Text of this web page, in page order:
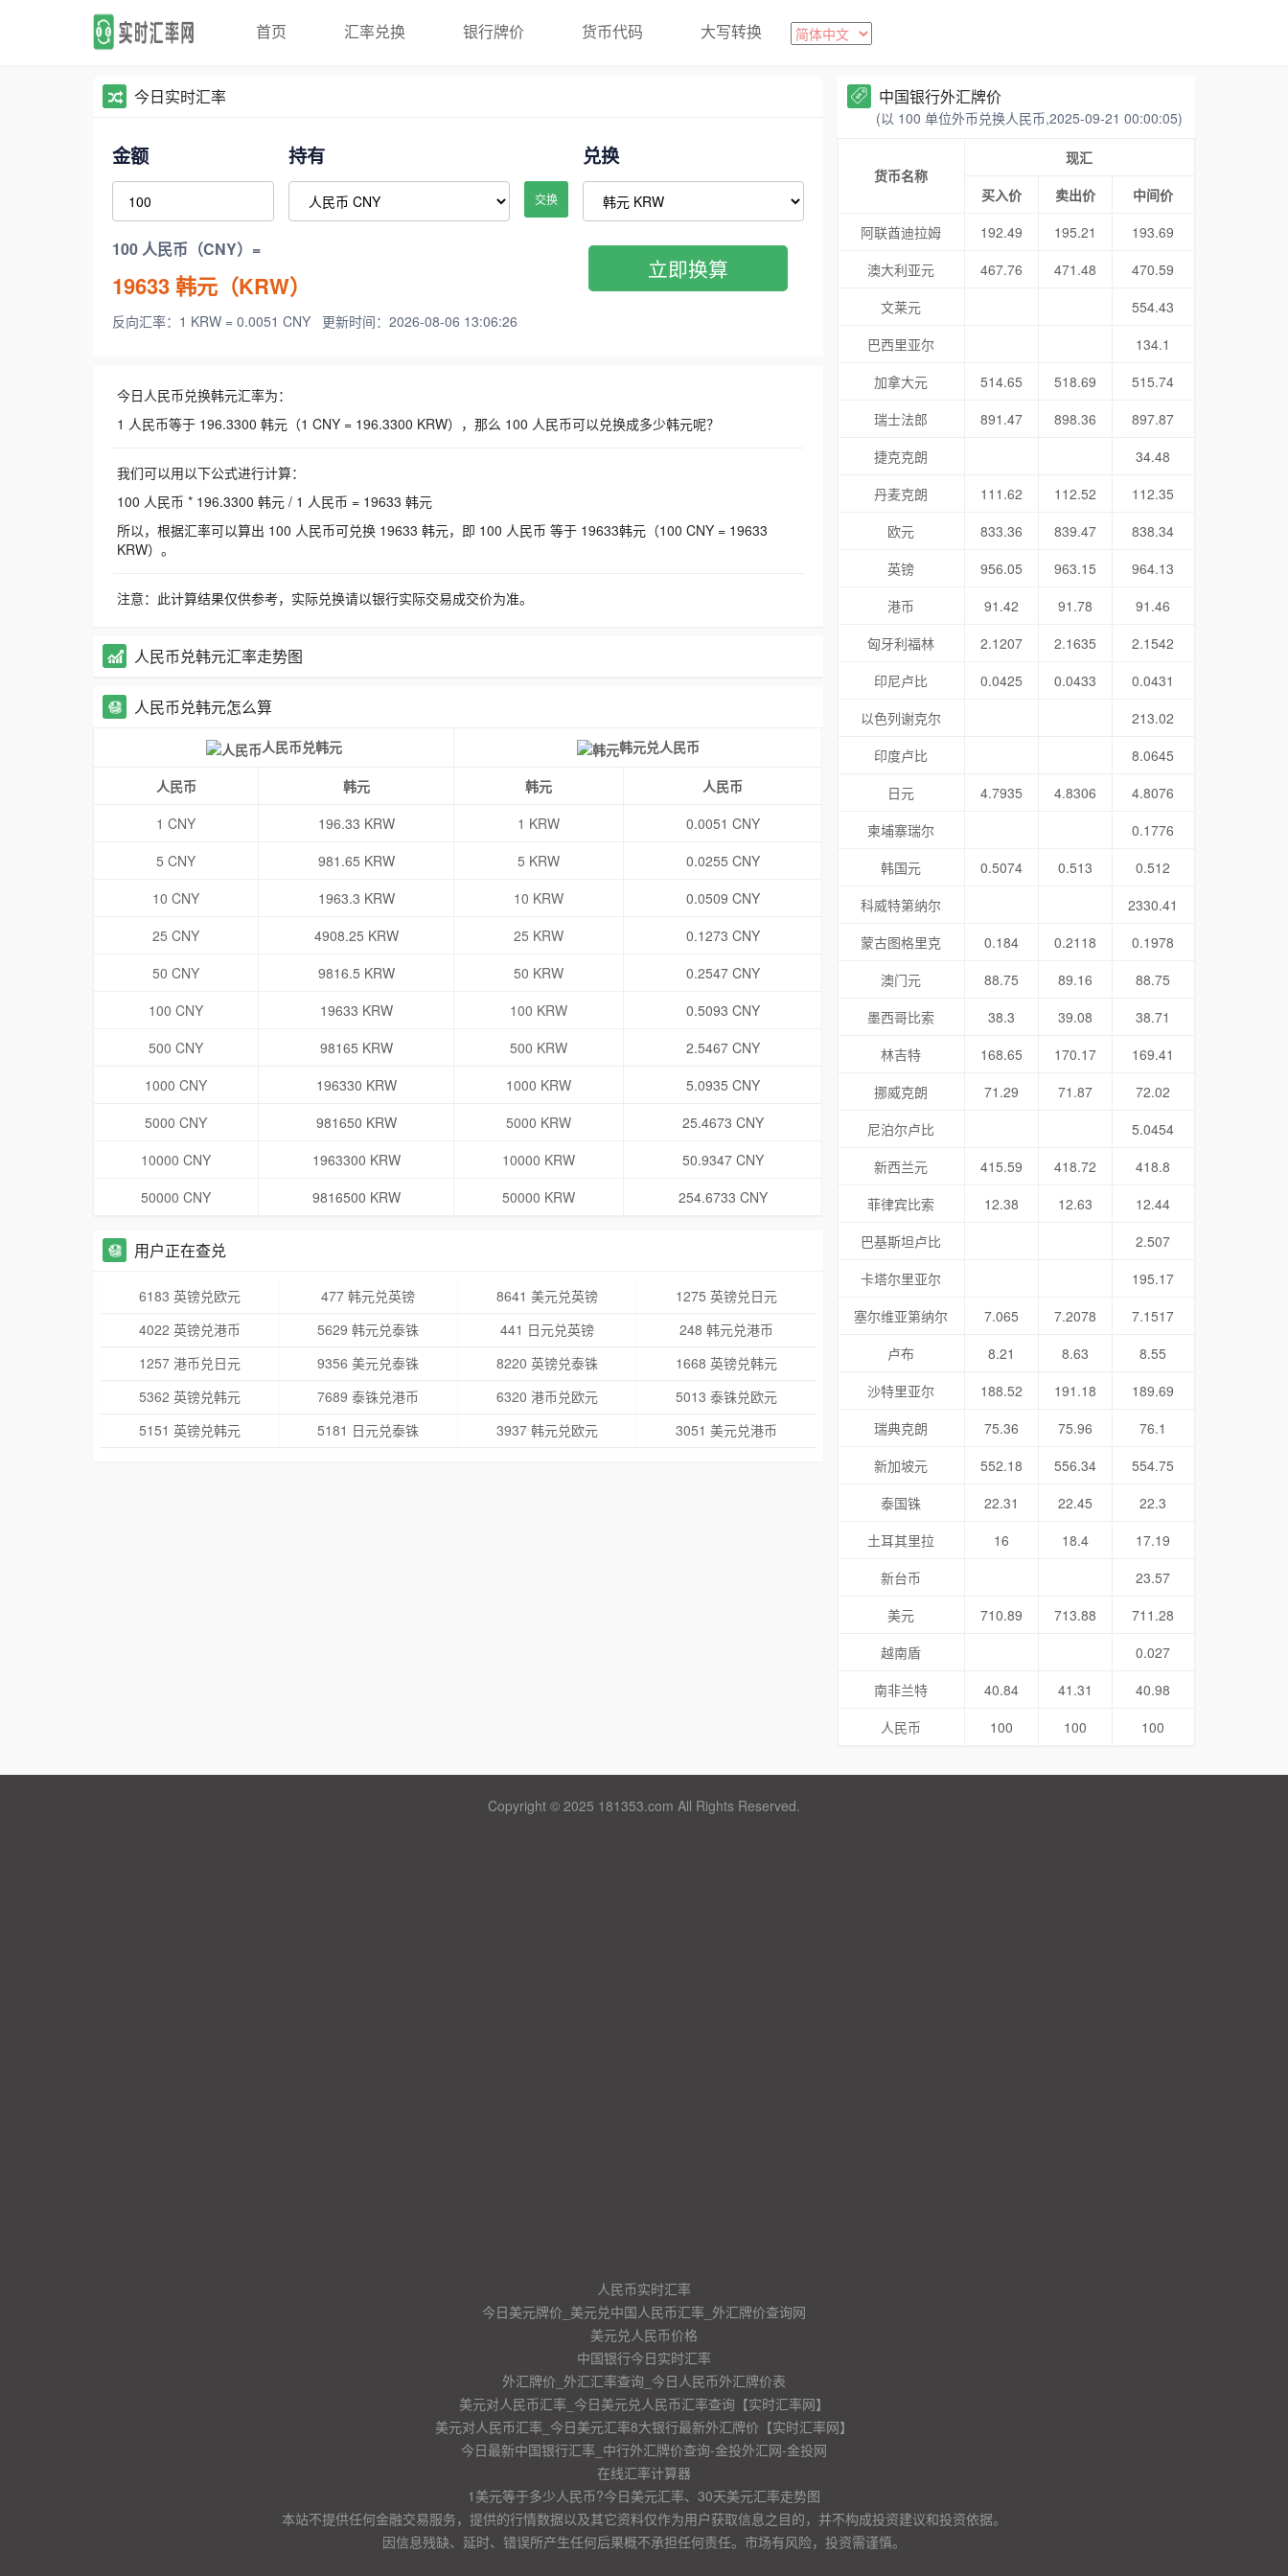
首页 汇率兑换 银行牌价 货币代码 大写转换
今日实时汇率
金额 持有
交换
兑换
100 人民币（CNY）=
19633韩元（KRW）
反向汇率：1 KRW = 0.0051 CNY 更新时间：2026-08-06 13:06:26
立即换算
今日人民币兑换韩元汇率为：
1 人民币等于 196.3300 韩元（1 CNY = 196.3300 KRW），那么 100 人民币可以兑换成多少韩元呢？
我们可以用以下公式进行计算：
100 人民币 * 196.3300 韩元 / 1 人民币 = 19633 韩元
所以，根据汇率可以算出 100 人民币可兑换 19633 韩元，即 100 人民币 等于 19633韩元（100 CNY = 19633
KRW）。
注意：此计算结果仅供参考，实际兑换请以银行实际交易成交价为准。
人民币兑韩元汇率走势图
人民币兑韩元怎么算
人民币兑韩元 韩元兑人民币
人民币 韩元 韩元
人民币
1 CNY
196.33 KRW 1 KRW
0.0051 CNY
5 CNY
981.65 KRW 5 KRW
0.0255 CNY
10 CNY
1963.3 KRW 10 KRW
0.0509 CNY
25 CNY
4908.25 KRW 25 KRW
0.1273 CNY
50 CNY
9816.5 KRW 50 KRW
0.2547 CNY
100 CNY
19633 KRW 100 KRW
0.5093 CNY
500 CNY
98165 KRW 500 KRW
2.5467 CNY
1000 CNY
196330 KRW 1000 KRW
5.0935 CNY
5000 CNY
981650 KRW 5000 KRW
25.4673 CNY
10000 CNY
1963300 KRW 10000 KRW
50.9347 CNY
50000 CNY
9816500 KRW 50000 KRW 254.6733 CNY
用户正在查兑
6183 英镑兑欧元 477 韩元兑英镑 8641 美元兑英镑
1275 英镑兑日元
4022 英镑兑港币
5629 韩元兑泰铢 441 日元兑英镑
248 韩元兑港币
1257 港币兑日元
9356 美元兑泰铢 8220 英镑兑泰铢
1668 英镑兑韩元
5362 英镑兑韩元
7689 泰铢兑港币 6320 港币兑欧元
5013 泰铢兑欧元
5151 英镑兑韩元
5181 日元兑泰铢 3937 韩元兑欧元 3051 美元兑港币
中国银行外汇牌价
(以 100 单位外币兑换人民币,2025-09-21 00:00:05)
货币名称
现汇
买入价
卖出价
中间价
阿联酋迪拉姆
192.49 195.21
193.69
澳大利亚元
467.76 471.48
470.59
文莱元
554.43
巴西里亚尔
134.1
加拿大元
514.65 518.69
515.74
瑞士法郎
891.47 898.36
897.87
捷克克朗
34.48
丹麦克朗
111.62 112.52
112.35
欧元
833.36 839.47
838.34
英镑
956.05 963.15
964.13
港币
91.42 91.78
91.46
匈牙利福林
2.1207 2.1635
2.1542
印尼卢比
0.0425 0.0433
0.0431
以色列谢克尔
213.02
印度卢比
8.0645
日元
4.7935 4.8306
4.8076
柬埔寨瑞尔
0.1776
韩国元
0.5074 0.513
0.512
科威特第纳尔
2330.41
蒙古图格里克
0.184 0.2118
0.1978
澳门元
88.75 89.16
88.75
墨西哥比索
38.3 39.08
38.71
林吉特
168.65 170.17
169.41
挪威克朗
71.29 71.87
72.02
尼泊尔卢比
5.0454
新西兰元
415.59 418.72
418.8
菲律宾比索
12.38 12.63
12.44
巴基斯坦卢比
2.507
卡塔尔里亚尔
195.17
塞尔维亚第纳尔
7.065 7.2078
7.1517
卢布
8.21 8.63
8.55
沙特里亚尔
188.52 191.18
189.69
瑞典克朗
75.36 75.96
76.1
新加坡元
552.18 556.34
554.75
泰国铢
22.31 22.45
22.3
土耳其里拉
16 18.4
17.19
新台币
23.57
美元
710.89 713.88
711.28
越南盾
0.027
南非兰特
40.84 41.31
40.98
人民币
100 100 100
Copyright © 2025 181353.com All Rights Reserved.
人民币实时汇率
今日美元牌价_美元兑中国人民币汇率_外汇牌价查询网
美元兑人民币价格
中国银行今日实时汇率
外汇牌价_外汇汇率查询_今日人民币外汇牌价表
美元对人民币汇率_今日美元兑人民币汇率查询【实时汇率网】
美元对人民币汇率_今日美元汇率8大银行最新外汇牌价【实时汇率网】
今日最新中国银行汇率_中行外汇牌价查询-金投外汇网-金投网
在线汇率计算器
1美元等于多少人民币?今日美元汇率、30天美元汇率走势图
本站不提供任何金融交易服务，提供的行情数据以及其它资料仅作为用户获取信息之目的，并不构成投资建议和投资依据。
因信息残缺、延时、错误所产生任何后果概不承担任何责任。市场有风险，投资需谨慎。